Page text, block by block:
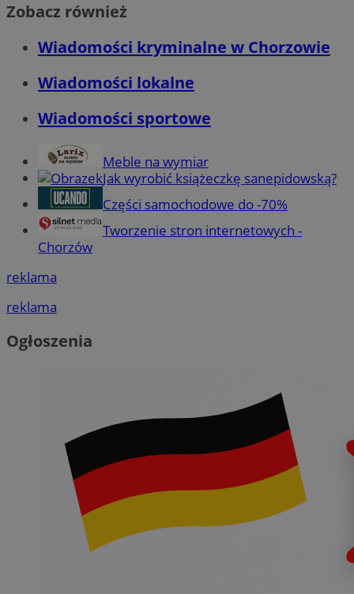
Zobacz również
Wiadomości kryminalne w Chorzowie
Wiadomości lokalne
Wiadomości sportowe
Meble na wymiar
Jak wyrobić książeczkę sanepidowską?
Części samochodowe do -70%
Tworzenie stron internetowych -
Chorzów
reklama
reklama
Ogłoszenia